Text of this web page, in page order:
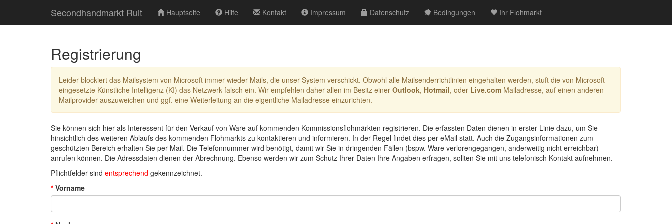
Secondhandmarkt Ruit Hauptseite Hilfe Kontakt Impressum Datenschutz Bedingungen Ihr Flohmarkt
Registrierung
Leider blockiert das Mailsystem von Microsoft immer wieder Mails, die unser System verschickt. Obwohl alle Mailsenderrichtlinien eingehalten werden, stuft die von Microsoft
eingesetzte Künstliche Intelligenz (KI) das Netzwerk falsch ein. Wir empfehlen daher allen im Besitz einer Outlook, Hotmail, oder Live.com Mailadresse, auf einen anderen
Mailprovider auszuweichen und ggf. eine Weiterleitung an die eigentliche Mailadresse einzurichten.
Sie können sich hier als Interessent für den Verkauf von Ware auf kommenden Kommissionsflohmärkten registrieren. Die erfassten Daten dienen in erster Linie dazu, um Sie
hinsichtlich des weiteren Ablaufs des kommenden Flohmarkts zu kontaktieren und informieren. In der Regel findet dies per eMail statt. Auch die Zugangsinformationen zum
geschützten Bereich erhalten Sie per Mail. Die Telefonnummer wird benötigt, damit wir Sie in dringenden Fällen (bspw. Ware verlorengegangen, anderweitig nicht erreichbar)
anrufen können. Die Adressdaten dienen der Abrechnung. Ebenso werden wir zum Schutz Ihrer Daten Ihre Angaben erfragen, sollten Sie mit uns telefonisch Kontakt aufnehmen.
Pflichtfelder sind entsprechend gekennzeichnet.
* Vorname